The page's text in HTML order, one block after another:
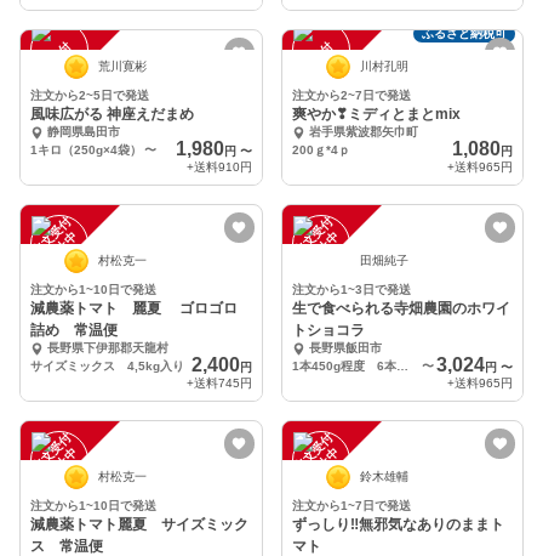
注
文
受
付
停
止
中 荒川寛彬
注文から2~5日で発送
風味広がる 神座えだまめ
静岡県島田市
1キロ（250g×4袋）
〜 1,980円 〜
+送料910円
注
文
受
付
停
止
中
ふるさと納税可
川村孔明
注文から2~7日で発送
爽やか❣ミディとまとmix
岩手県紫波郡矢巾町
200ｇ*4ｐ
1,080円
+送料965円
注
文
受
付
停
止
中 村松克一
注文から1~10日で発送
減農薬トマト 麗夏 ゴロゴロ
詰め 常温便
長野県下伊那郡天龍村
サイズミックス 4,5kg入り
2,400円
+送料745円
注
文
受
付
停
止
中 田畑純子
注文から1~3日で発送
生で食べられる寺畑農園のホワイ
トショコラ
長野県飯田市
1本450g程度 6本入り
〜3,024円 〜
+送料965円
注
文
受
付
停
止
中 村松克一
注文から1~10日で発送
減農薬トマト麗夏 サイズミック
ス 常温便
注
文
受
付
停
止
中 鈴木雄輔
注文から1~7日で発送
ずっしり‼️無邪気なありのままト
マト